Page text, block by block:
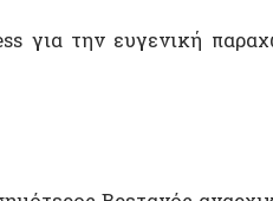
Βρετανός αναρχικός
ιδεών και συγγραμμάτων
και κειμένων του